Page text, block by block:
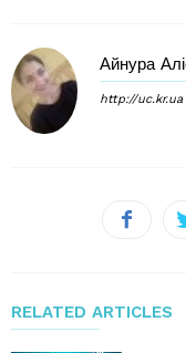
Айнура
http://uc.kr.ua
RELATED ARTICLES